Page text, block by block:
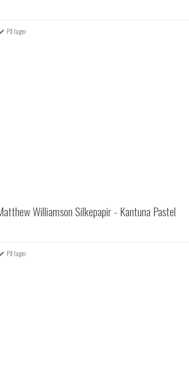
På lager
Williamson Silkepapir - Kantuna Pastel
På lager